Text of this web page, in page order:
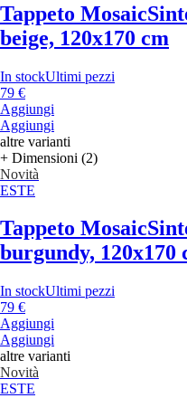
Tappeto Mosaic
beige, 120x170 cm
In stockUltimi pezzi
79 €
Aggiungi
Aggiungi
altre varianti
+ Dimensioni (2)
Novità
ESTE
Tappeto Mosaic
burgundy, 120x170
In stockUltimi pezzi
79 €
Aggiungi
Aggiungi
altre varianti
Novità
ESTE